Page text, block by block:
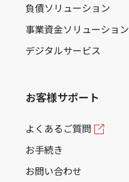
負債ソリューション
事業資金ソリューション
デジタルサービス
お客様サポート
よくあるご質問
お手続き
お問い合わせ